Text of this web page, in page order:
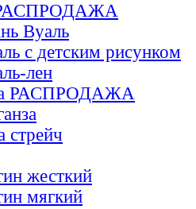
Вуаль
с детским рисунком
лен
РАСПРОДАЖА
стрейч
жесткий
мягкий